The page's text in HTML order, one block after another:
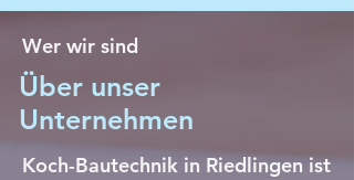
Wer wir sind
Über unser
Unternehmen
Koch-Bautechnik in Riedlingen ist